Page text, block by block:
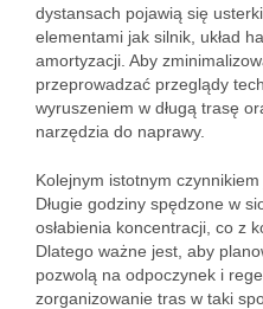
dystansach pojawią się
elementami jak silnik, układ
amortyzacji. Aby
przeprowadzać przeglądy
wyruszeniem w długą trasę
narzędzia do naprawy.
Kolejnym istotnym czynnikiem
Długie godziny spędzone w
osłabienia koncentracji, co z
Dlatego ważne jest, aby
pozwolą na odpoczynek i
zorganizowanie tras w taki